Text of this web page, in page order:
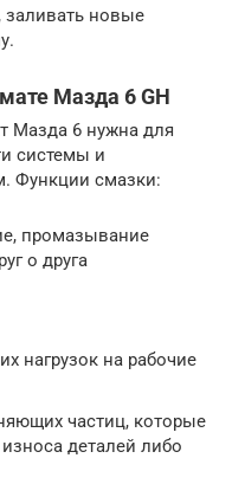
заливать новые
Мазда 6 GH
Мазда 6 нужна для
системы и
Функции смазки:
промазывание
о друга
нагрузок на рабочие
частиц, которые
износа деталей либо